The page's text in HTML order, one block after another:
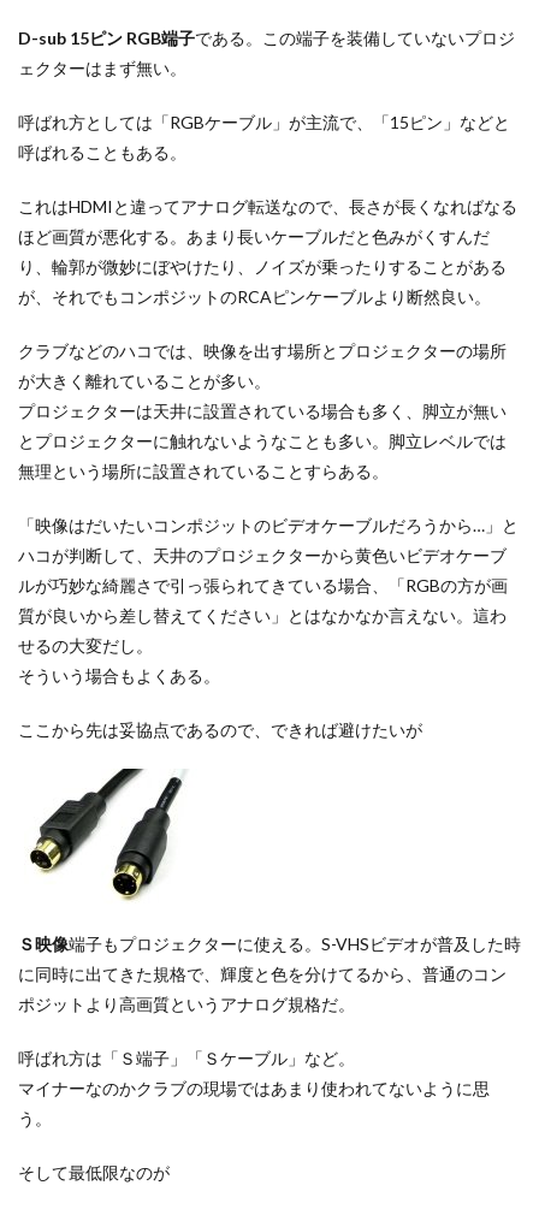
D-sub 15ピン RGB端子である。この端子を装備していないプロジ
ェクターはまず無い。
呼ばれ方としては「RGBケーブル」が主流で、「15ピン」などと
呼ばれることもある。
これはHDMIと違ってアナログ転送なので、長さが長くなればなる
ほど画質が悪化する。あまり長いケーブルだと色みがくすんだ
り、輪郭が微妙にぼやけたり、ノイズが乗ったりすることがある
が、それでもコンポジットのRCAピンケーブルより断然良い。
クラブなどのハコでは、映像を出す場所とプロジェクターの場所
が大きく離れていることが多い。
プロジェクターは天井に設置されている場合も多く、脚立が無い
とプロジェクターに触れないようなことも多い。脚立レベルでは
無理という場所に設置されていることすらある。
「映像はだいたいコンポジットのビデオケーブルだろうから…」と
ハコが判断して、天井のプロジェクターから黄色いビデオケーブ
ルが巧妙な綺麗さで引っ張られてきている場合、「RGBの方が画
質が良いから差し替えてください」とはなかなか言えない。這わ
せるの大変だし。
そういう場合もよくある。
ここから先は妥協点であるので、できれば避けたいが
Ｓ映像端子もプロジェクターに使える。S-VHSビデオが普及した時
に同時に出てきた規格で、輝度と色を分けてるから、普通のコン
ポジットより高画質というアナログ規格だ。
呼ばれ方は「Ｓ端子」「Ｓケーブル」など。
マイナーなのかクラブの現場ではあまり使われてないように思
う。
そして最低限なのが